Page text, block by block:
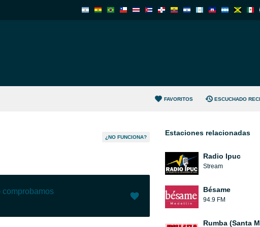
FAVORITOS ESCUCHADO
¿NO FUNCIONA?
comprobamos
Estaciones relacionadas
Radio Ipuc
Stream
Bésame
94.9 FM
Rumba (Santa